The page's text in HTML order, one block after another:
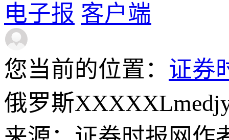
电子报 客户端
您当前的位置： 证券
俄罗斯